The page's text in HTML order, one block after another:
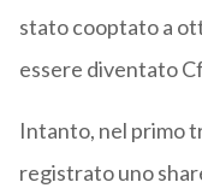
stato cooptato a
essere diventato
Intanto, nel primo
registrato uno